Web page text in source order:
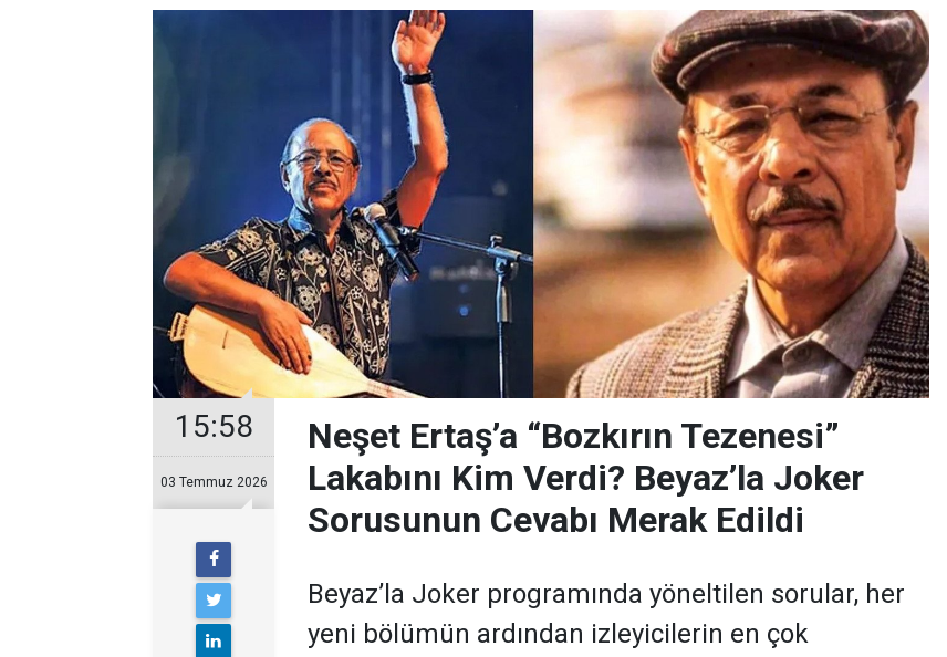
15:58
03 Temmuz 2026
Neşet Ertaş’a “Bozkırın Tezenesi”
Lakabını Kim Verdi? Beyaz’la Joker
Sorusunun Cevabı Merak Edildi
Beyaz’la Joker programında yöneltilen sorular, her
yeni bölümün ardından izleyicilerin en çok